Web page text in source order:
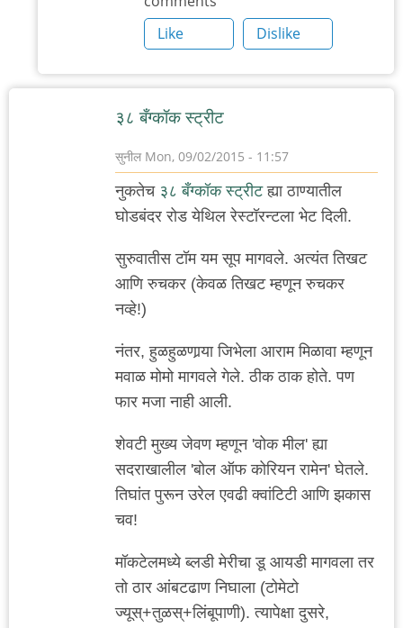
Like
Dislike
३८ बँग्कॉक स्ट्रीट
सुनील Mon, 09/02/2015 - 11:57
नुकतेच ३८ बँग्कॉक स्ट्रीटह्या ठाण्यातील
घोडबंदर रोड येथिल रेस्टॉरन्टला भेट दिली.
सुरुवातीस टॉम यम सूप मागवले. अत्यंत तिखट
आणि रुचकर (केवळ तिखट म्हणून रुचकर
नव्हे!)
नंतर, हुळहुळणार्‍या जिभेला आराम मिळावा म्हणून
मवाळ मोमो मागवले गेले. ठीक ठाक होते. पण
फार मजा नाही आली.
शेवटी मुख्य जेवण म्हणून 'वोक मील' ह्या
सदराखालील 'बोल ऑफ कोरियन रामेन' घेतले.
तिघांत पुरून उरेल एवढी क्वांटिटी आणि झकास
चव!
मॉकटेलमध्ये ब्लडी मेरीचा डू आयडी मागवला तर
तो ठार आंबटढाण निघाला (टोमेटो
ज्यूस्+तुळस्+लिंबूपाणी). त्यापेक्षा दुसरे,